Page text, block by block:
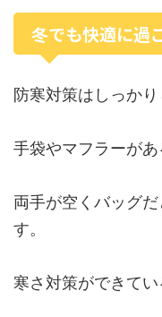
冬でも快適に過
防寒対策はしっかり
手袋やマフラーがあ
両手が空くバッグ
す。
寒さ対策ができてい